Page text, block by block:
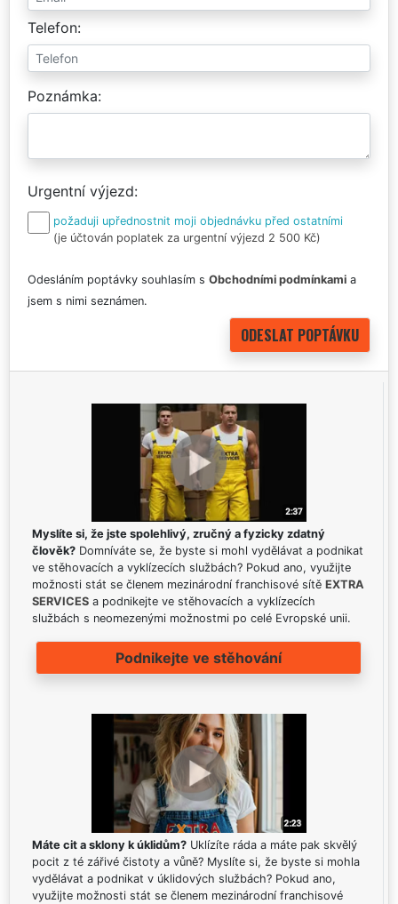
Telefon
Poznámka
Urgentní výjezd
požaduji upřednostnit moji objednávku před ostatními
(je účtován poplatek za urgentní výjezd 2 500 Kč)
Odesláním poptávky souhlasím s Obchodními podmínkami a
jsem s nimi seznámen.
Myslíte si, že jste spolehlivý, zručný a fyzicky zdatný
člověk? Domníváte se, že byste si mohl vydělávat a podnikat
ve stěhovacích a vyklízecích službách? Pokud ano, využijte
možnosti stát se členem mezinárodní franchisové sítě EXTRA
SERVICES a podnikejte ve stěhovacích a vyklízecích
službách s neomezenými možnostmi po celé Evropské unii.
Podnikejte ve stěhování
Máte cit a sklony k úklidům? Uklízíte ráda a máte pak skvělý
pocit z té zářivé čistoty a vůně? Myslíte si, že byste si mohla
vydělávat a podnikat v úklidových službách? Pokud ano,
využijte možnosti stát se členem mezinárodní franchisové